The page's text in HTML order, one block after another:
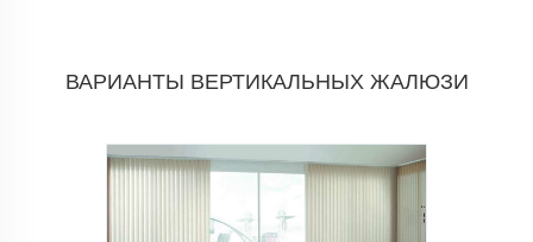
ВАРИАНТЫ ВЕРТИКАЛЬНЫХ ЖАЛЮЗИ